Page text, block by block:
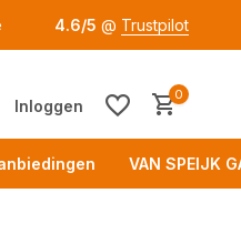
4.6/5 @ Trustpilot
Inloggen
0
VAN SPEIJK